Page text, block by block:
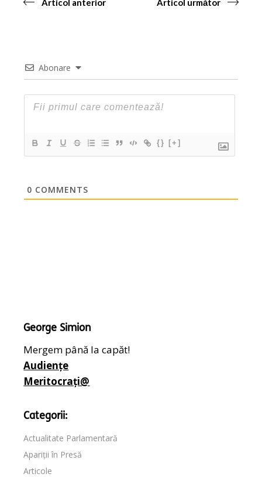
Abonare
{} [+]
0 COMMENTS
George Simion
Mergem până la capăt!
Audiențe
Meritocrați@
Categorii:
Actualitate Parlamentară
Apariții în Presă
Articole